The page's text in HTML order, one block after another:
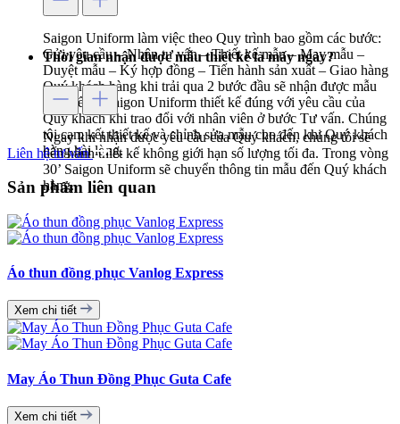
Saigon Uniform làm việc theo Quy trình bao gồm các bước:
Gửi yêu cầu – Nhận tư vấn – Thiết kế mẫu – May mẫu –
Duyệt mẫu – Ký hợp đồng – Tiến hành sản xuất – Giao hàng
Quý khách hàng khi trải qua 2 bước đầu sẽ nhận được mẫu
thiết kế do Saigon Uniform thiết kế đúng với yêu cầu của
Quý khách khi trao đổi với nhân viên ở bước Tư vấn. Chúng
tôi cam kết thiết kế và chỉnh sửa mẫu cho đến khi Quý khách
hàng hài lòng.
Thời gian nhận được mẫu thiết kế là mấy ngày?
Ngay khi nhận được yêu cầu của Quý khách, chúng tôi sẽ
tiến hành thiết kế không giới hạn số lượng tối đa. Trong vòng
30’ Saigon Uniform sẽ chuyển thông tin mẫu đến Quý khách
hàng.
Liên hệ tư vấn
Sản phẩm liên quan
Áo thun đồng phục Vanlog Express
Xem chi tiết
May Áo Thun Đồng Phục Guta Cafe
Xem chi tiết